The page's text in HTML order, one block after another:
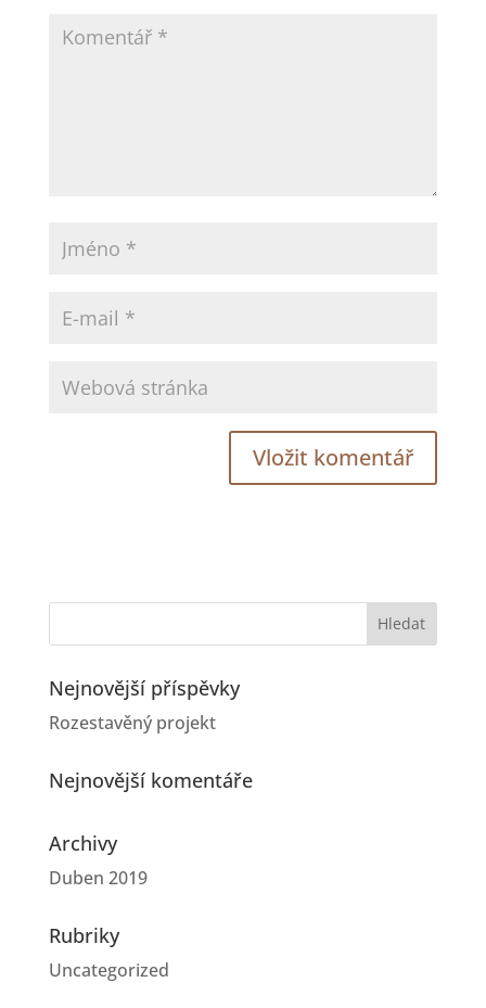
Nejnovější příspěvky
Rozestavěný projekt
Nejnovější komentáře
Archivy
Duben 2019
Rubriky
Uncategorized